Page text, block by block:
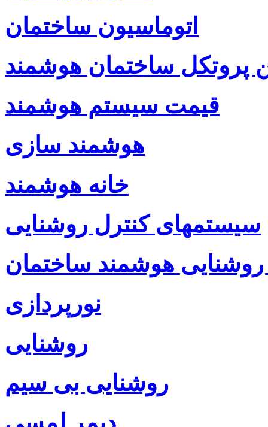
اتوماسیون ساختمان
پروتکل ساختمان هوشمند
قیمت سیستم هوشمند
هوشمند سازی
خانه هوشمند
سیستمهای کنترل روشنایی
روشنایی هوشمند ساختمان
نورپردازی
روشنایی
روشنایی بی سیم